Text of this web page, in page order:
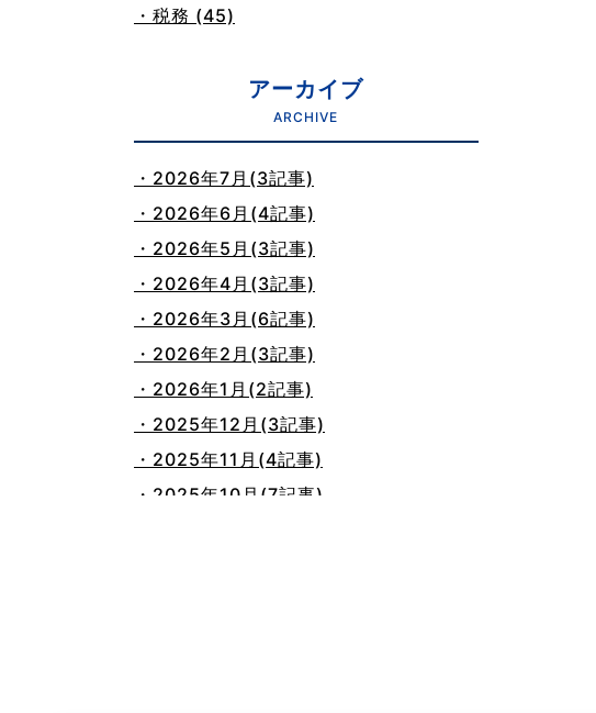
・税務 (45)
アーカイブ
ARCHIVE
・2026年7月(3記事)
・2026年6月(4記事)
・2026年5月(3記事)
・2026年4月(3記事)
・2026年3月(6記事)
・2026年2月(3記事)
・2026年1月(2記事)
・2025年12月(3記事)
・2025年11月(4記事)
・2025年10月(7記事)